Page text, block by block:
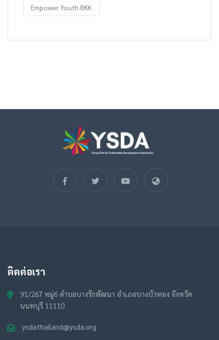
Empower Youth BKK
ติดต่อเรา
91/267 หมู่6 ตำบลบางรักพัฒนา อำเภอบางบัวทอง จังหวัด
นนทบุรี 11110
ysdathailand@ysda.org